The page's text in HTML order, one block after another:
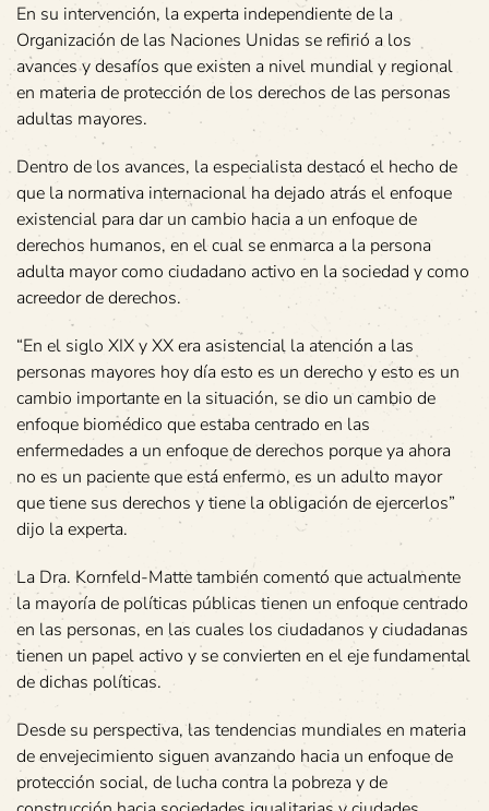
En su intervención, la experta independiente de la
Organización de las Naciones Unidas se refirió a los
avances y desafíos que existen a nivel mundial y regional
en materia de protección de los derechos de las personas
adultas mayores.
Dentro de los avances, la especialista destacó el hecho de
que la normativa internacional ha dejado atrás el enfoque
existencial para dar un cambio hacia a un enfoque de
derechos humanos, en el cual se enmarca a la persona
adulta mayor como ciudadano activo en la sociedad y como
acreedor de derechos.
“En el siglo XIX y XX era asistencial la atención a las
personas mayores hoy día esto es un derecho y esto es un
cambio importante en la situación, se dio un cambio de
enfoque biomédico que estaba centrado en las
enfermedades a un enfoque de derechos porque ya ahora
no es un paciente que está enfermo, es un adulto mayor
que tiene sus derechos y tiene la obligación de ejercerlos”
dijo la experta.
La Dra. Kornfeld-Matte también comentó que actualmente
la mayoría de políticas públicas tienen un enfoque centrado
en las personas, en las cuales los ciudadanos y ciudadanas
tienen un papel activo y se convierten en el eje fundamental
de dichas políticas.
Desde su perspectiva, las tendencias mundiales en materia
de envejecimiento siguen avanzando hacia un enfoque de
protección social, de lucha contra la pobreza y de